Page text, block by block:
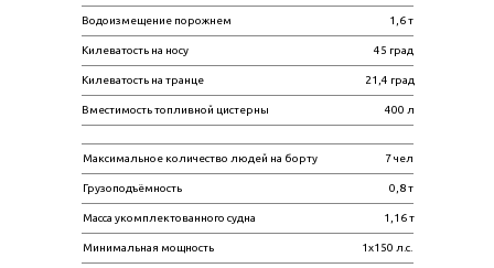
1х150 л.с.
Минимальная мощность
1,16 т
Масса укомплектованного судна
0,8 т
Грузоподъёмность
7 чел
Максимальное количество людей на борту
400 л
Вместимость топливной цистерны
21,4 град
Килеватость на транце
45 град
Килеватость на носу
1,6 т
Водоизмещение порожнем